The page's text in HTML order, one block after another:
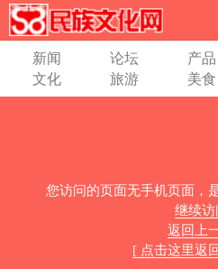
新闻 论坛 产品
文化
旅游 美食
您访问的页面无手机页面，
继续访
返回上
[ 点击这里返